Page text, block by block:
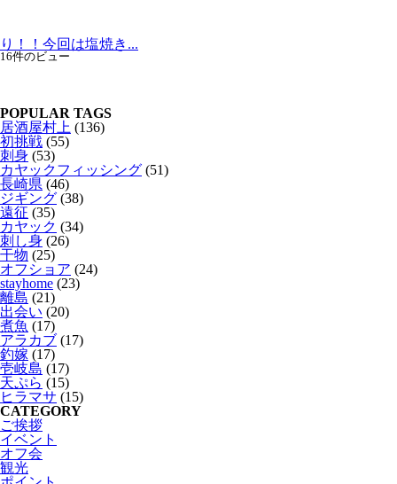
り！！今回は塩焼き...
16件のビュー
POPULAR TAGS
居酒屋村上 (136)
初挑戦 (55)
刺身 (53)
カヤックフィッシング (51)
長崎県 (46)
ジギング (38)
遠征 (35)
カヤック (34)
刺し身 (26)
干物 (25)
オフショア (24)
stayhome (23)
離島 (21)
出会い (20)
煮魚 (17)
アラカブ (17)
釣嫁 (17)
壱岐島 (17)
天ぷら (15)
ヒラマサ (15)
CATEGORY
ご挨拶
イベント
オフ会
観光